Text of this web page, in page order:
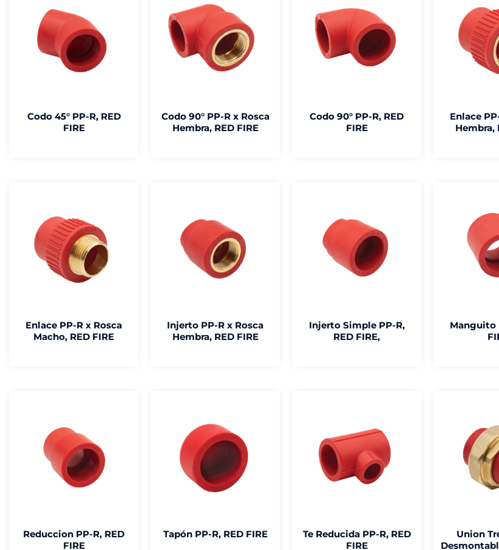
Codo 45° PP-R, RED
FIRE
Codo 90° PP-R x Rosca
Hembra, RED FIRE
Codo 90° PP-R, RED
FIRE
Enlace
Hembra,
Enlace PP-R x Rosca
Macho, RED FIRE
Injerto PP-R x Rosca
Hembra, RED FIRE
Injerto Simple PP-R,
RED FIRE,
Manguito
Reduccion PP-R, RED
FIRE
Tapón PP-R, RED FIRE
Te Reducida PP-R, RED
FIRE
Union